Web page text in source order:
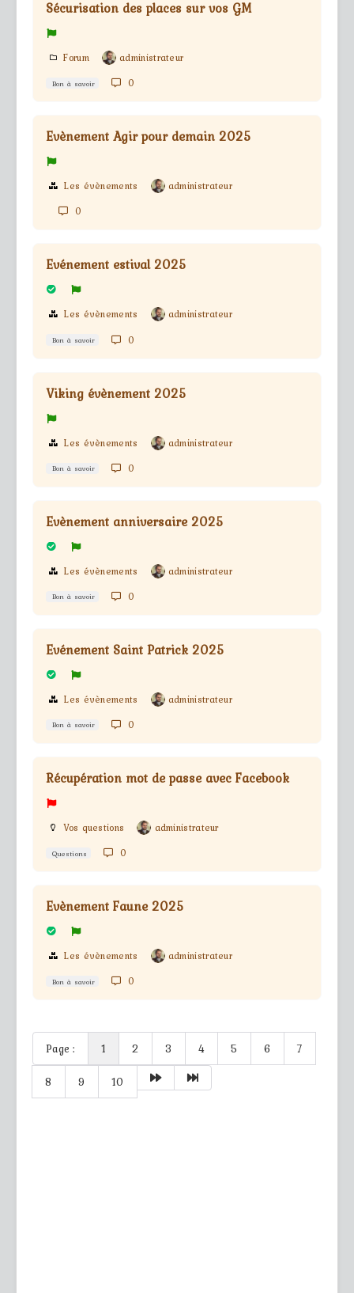
Sécurisation des places sur vos GM
Forum administrateur
Bon à savoir 0
Evènement Agir pour demain 2025
Les évènements
administrateur
0
Evénement estival 2025
Les évènements administrateur
Bon à savoir 0
Viking évènement 2025
Les évènements administrateur
Bon à savoir 0
Evènement anniversaire 2025
Les évènements administrateur
Bon à savoir 0
Evénement Saint Patrick 2025
Les évènements administrateur
Bon à savoir 0
Récupération mot de passe avec Facebook
Vos questions administrateur
Questions 0
Evènement Faune 2025
Les évènements administrateur
Bon à savoir 0
Page : 1 2 3 4 5 6 7
8 9 10